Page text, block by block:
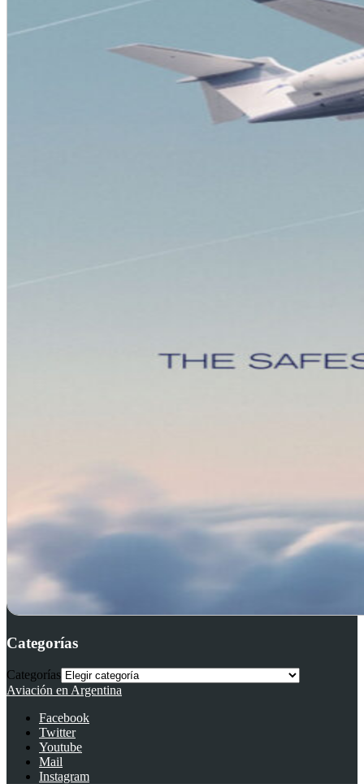
Categorías
Categorías
Aviación en Argentina
Facebook
Twitter
Youtube
Mail
Instagram